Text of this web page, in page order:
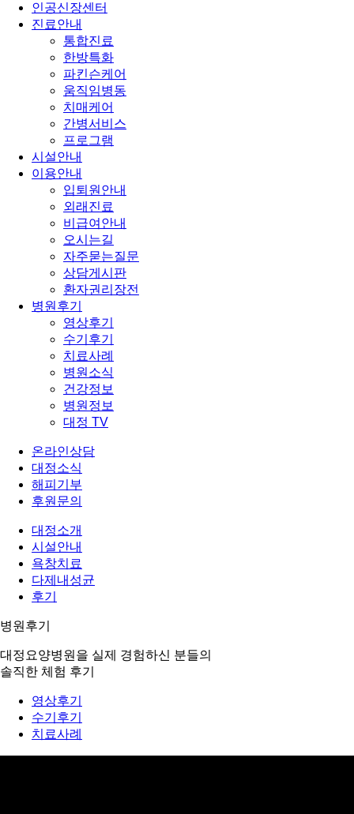
인공신장센터
진료안내
통합진료
한방특화
파킨슨케어
움직임병동
치매케어
간병서비스
프로그램
시설안내
이용안내
입퇴원안내
외래진료
비급여안내
오시는길
자주묻는질문
상담게시판
환자권리장전
병원후기
영상후기
수기후기
치료사례
병원소식
건강정보
병원정보
대정 TV
온라인상담
대정소식
해피기부
후원문의
대정소개
시설안내
욕창치료
다제내성균
후기
병원후기
대정요양병원을 실제 경험하신 분들의
솔직한 체험 후기
영상후기
수기후기
치료사례